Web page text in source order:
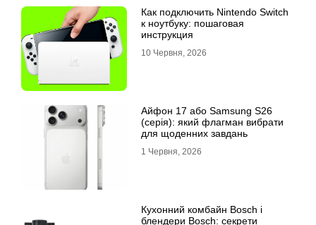
Как подключить Nintendo Switch
к ноутбуку: пошаговая
инструкция
10 Червня, 2026
Айфон 17 або Samsung S26
(серія): який флагман вибрати
для щоденних завдань
1 Червня, 2026
Кухонний комбайн Bosch і
блендери Bosch: секрети